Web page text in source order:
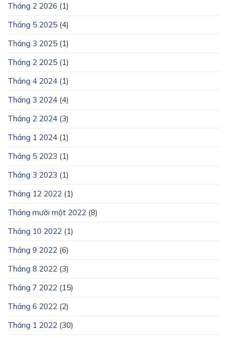
Tháng 2 2026 (1)
Tháng 5 2025 (4)
Tháng 3 2025 (1)
Tháng 2 2025 (1)
Tháng 4 2024 (1)
Tháng 3 2024 (4)
Tháng 2 2024 (3)
Tháng 1 2024 (1)
Tháng 5 2023 (1)
Tháng 3 2023 (1)
Tháng 12 2022 (1)
Tháng mười một 2022 (8)
Tháng 10 2022 (1)
Tháng 9 2022 (6)
Tháng 8 2022 (3)
Tháng 7 2022 (15)
Tháng 6 2022 (2)
Tháng 1 2022 (30)